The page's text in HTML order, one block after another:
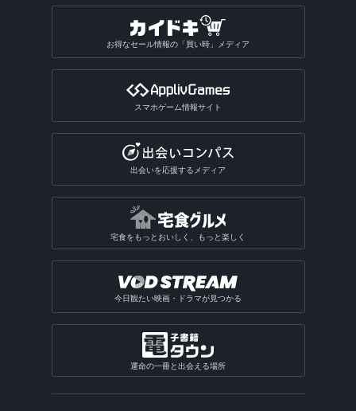
お得なセール情報の「買い時」メディア
スマホゲーム情報サイト
出会いを応援するメディア
宅食をもっとおいしく、もっと楽しく
今日観たい映画・ドラマが見つかる
運命の一冊と出会える場所